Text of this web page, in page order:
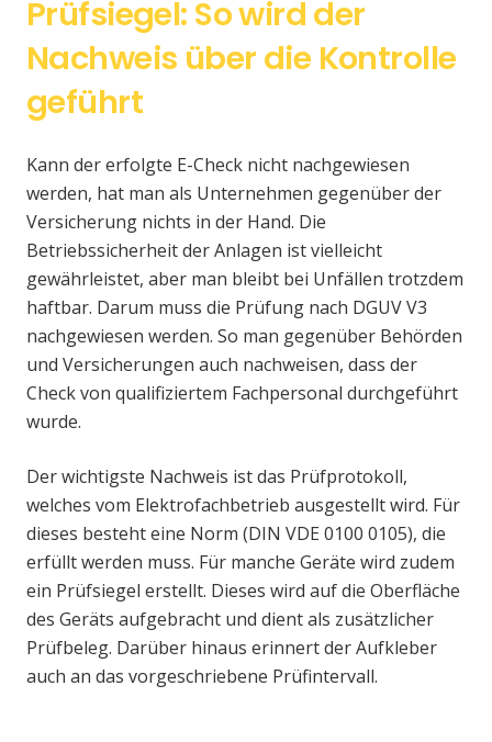
Prüfsiegel: So wird der
Nachweis über die Kontrolle
geführt
Kann der erfolgte E-Check nicht nachgewiesen
werden, hat man als Unternehmen gegenüber der
Versicherung nichts in der Hand. Die
Betriebssicherheit der Anlagen ist vielleicht
gewährleistet, aber man bleibt bei Unfällen trotzdem
haftbar. Darum muss die Prüfung nach DGUV V3
nachgewiesen werden. So man gegenüber Behörden
und Versicherungen auch nachweisen, dass der
Check von qualifiziertem Fachpersonal durchgeführt
wurde.
Der wichtigste Nachweis ist das Prüfprotokoll,
welches vom Elektrofachbetrieb ausgestellt wird. Für
dieses besteht eine Norm (DIN VDE 0100 0105), die
erfüllt werden muss. Für manche Geräte wird zudem
ein Prüfsiegel erstellt. Dieses wird auf die Oberfläche
des Geräts aufgebracht und dient als zusätzlicher
Prüfbeleg. Darüber hinaus erinnert der Aufkleber
auch an das vorgeschriebene Prüfintervall.